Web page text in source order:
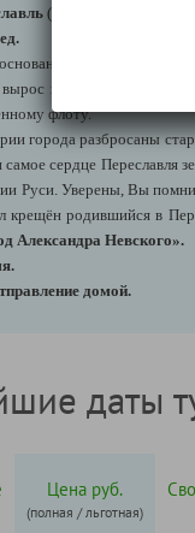
(Юрьев-Польский
в 1152 году на
вырос князь Александр
флоту.
города разбросаны
сердце Переславля
Руси. Уверены, Вы
крещён родившийся в
Александра Невского».
домой.
даты
Цена руб.
(полная / льготная)